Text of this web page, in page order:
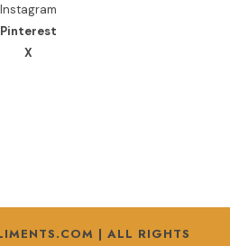
Instagram
Pinterest
X
| ALL RIGHTS